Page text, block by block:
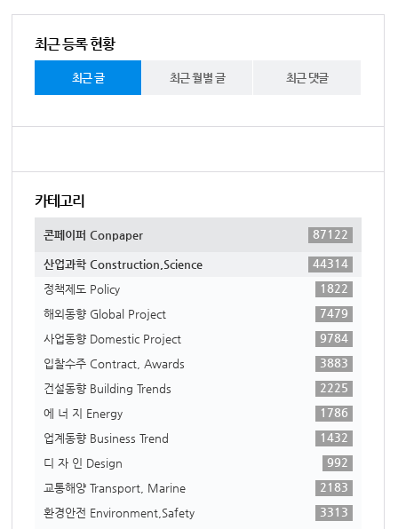
최근 등록 현황
최근 글 최근 월별 글 최근 댓글
카테고리
콘페이퍼 Conpaper 87122
산업과학 Construction,Science
44314
정책제도 Policy
1822
해외동향 Global Project
7479
사업동향 Domestic Project
9784
입찰수주 Contract, Awards
3883
건설동향 Building Trends
2225
에 너 지 Energy
1786
업계동향 Business Trend
1432
디 자 인 Design
992
교통해양 Transport, Marine
2183
환경안전 Environment,Safety
3313